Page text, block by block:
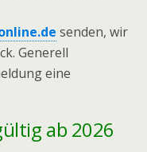
senden, wir
Generell
eine
ab 2026